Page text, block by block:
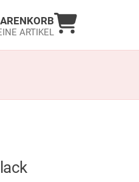
ARTIKEL
Warenkorb